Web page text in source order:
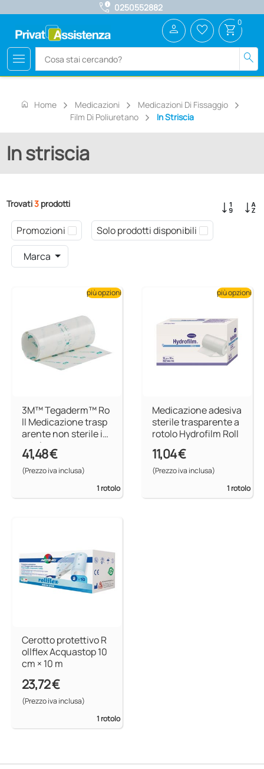
call_quality 0250552882
menu search
person favorite_border shopping_cart 0
home Home Medicazioni
Medicazioni Di Fissaggio
Film Di Poliuretano
In Striscia
In striscia
Trovati3 prodotti
Promozioni
Solo prodotti disponibili
Marca
3M™ Tegaderm™ Ro
ll Medicazione trasp
arente non sterile in
rotolo
41,48 €
(Prezzo iva inclusa)
1 rotolo
più opzioni
Medicazione adesiva
sterile trasparente a
rotolo Hydrofilm Roll
11,04 €
(Prezzo iva inclusa)
1 rotolo
più opzioni
Cerotto protettivo R
ollflex Acquastop 10
cm × 10 m
23,72 €
(Prezzo iva inclusa)
1 rotolo